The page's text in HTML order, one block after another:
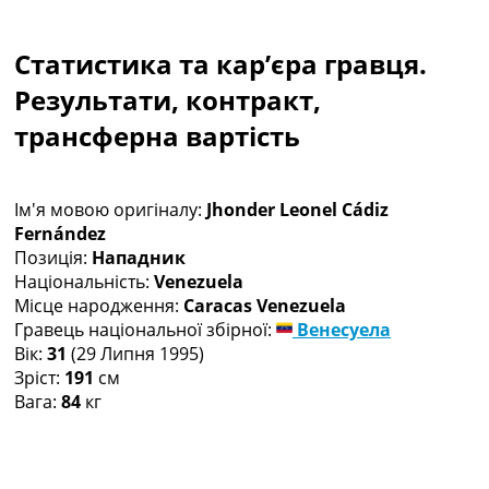
Чемпіонат Світу
Україна. Прем’єр-Ліга
Україна. Перша Ліга
Ліга Чемпіонів
Ще Турніри >>>
Таблиці
Чемпіонат Світу. Турнирні таблиці
Таблиця УПЛ
Перша Ліга
Таблиця АПЛ
Таблиця Ла Ліги
Таблиця Ліги Чемпіонів
Всі таблиці >>>
Статистика та кар’єра гравця.
Результати, контракт,
трансферна вартість
Ім'я мовою оригіналу: Jhonder Leonel Cádiz
Fernández
Позиція: Нападник
Національність: Venezuela
Місце народження: Caracas Venezuela
Гравець національної збірної:
Венесуела
Вік: 31 (29 Липня 1995)
Зріст: 191 см
Вага: 84 кг